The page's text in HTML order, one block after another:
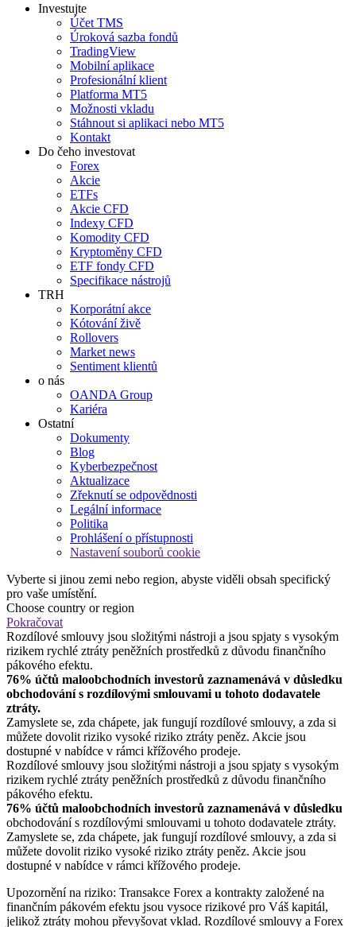
Investujte
Účet TMS
Úroková sazba fondů
TradingView
Mobilní aplikace
Profesionální klient
Platforma MT5
Možnosti vkladu
Stáhnout si aplikaci nebo MT5
Kontakt
Do čeho investovat
Forex
Akcie
ETFs
Akcie CFD
Indexy CFD
Komodity CFD
Kryptoměny CFD
ETF fondy CFD
Specifikace nástrojů
TRH
Korporátní akce
Kótování živě
Rollovers
Market news
Sentiment klientů
o nás
OANDA Group
Kariéra
Ostatní
Dokumenty
Blog
Kyberbezpečnost
Aktualizace
Zřeknutí se odpovědnosti
Legální informace
Politika
Prohlášení o přístupnosti
Nastavení souborů cookie
Vyberte si jinou zemi nebo region, abyste viděli obsah specifický
pro vaše umístění.
Choose country or region
Pokračovat
Rozdílové smlouvy jsou složitými nástroji a jsou spjaty s vysokým
rizikem rychlé ztráty peněžních prostředků z důvodu finančního
pákového efektu.
76% účtů maloobchodních investorů zaznamenává v důsledku
obchodování s rozdílovými smlouvami u tohoto dodavatele
ztráty.
Zamyslete se, zda chápete, jak fungují rozdílové smlouvy, a zda si
můžete dovolit riziko vysoké riziko ztráty peněz. Akcie jsou
dostupné v nabídce v rámci křížového prodeje.
Rozdílové smlouvy jsou složitými nástroji a jsou spjaty s vysokým
rizikem rychlé ztráty peněžních prostředků z důvodu finančního
pákového efektu.
76% účtů maloobchodních investorů zaznamenává v důsledku
obchodování s rozdílovými smlouvami u tohoto dodavatele ztráty.
Zamyslete se, zda chápete, jak fungují rozdílové smlouvy, a zda si
můžete dovolit riziko vysoké riziko ztráty peněz. Akcie jsou
dostupné v nabídce v rámci křížového prodeje.
Upozornění na riziko: Transakce Forex a kontrakty založené na
finančním pákovém efektu jsou vysoce rizikové pro Váš kapitál,
jelikož ztráty mohou převyšovat vklad. Rozdílové smlouvy a Forex